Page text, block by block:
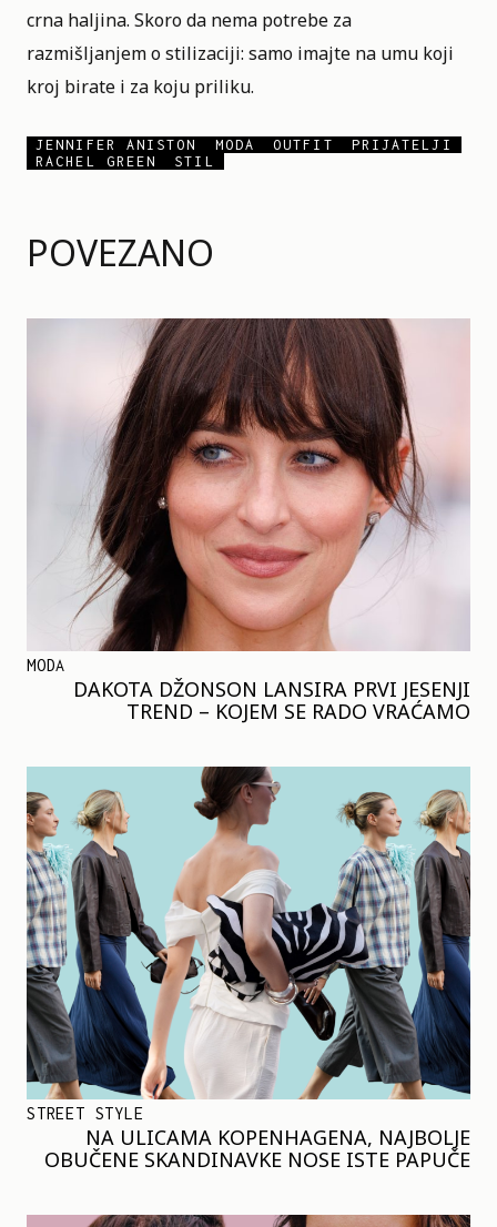
POVEZANO
MODA
DAKOTA DŽONSON LANSIRA PRVI JESENJI
TREND – KOJEM SE RADO VRAĆAMO
STREET STYLE
NA ULICAMA KOPENHAGENA, NAJBOLJE
OBUČENE SKANDINAVKE NOSE ISTE PAPUČE
crna haljina. Skoro da nema potrebe za
razmišljanjem o stilizaciji: samo imajte na umu koji
kroj birate i za koju priliku.
JENNIFER ANISTON MODA OUTFIT
PRIJATELJI
RACHEL GREEN
STIL